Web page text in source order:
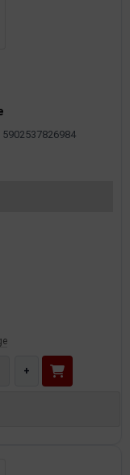
5902537826984
+